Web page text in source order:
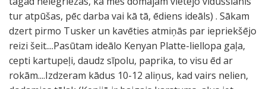
tur atpūšas, pēc darba vai kā tā, ēdiens ideāls) . Sākam
dzert pirmo Tusker un kavēties atmiņās par iepriekšējo
reizi šeit....Pasūtam ideālo Kenyan Platte-liellopa gaļa,
cepti kartupeļi, daudz sīpolu, paprika, to visu ēd ar
rokām....Izdzeram kādus 10-12 aliņus, kad vairs nelien,